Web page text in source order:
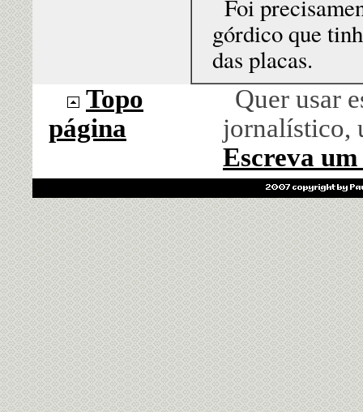
Foi
górdico que
das placas.
Topo
página
Quer usar
jornalístico,
Escreva